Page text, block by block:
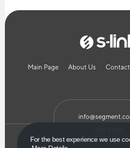
For the best experience we use
Main Page About Us Contact